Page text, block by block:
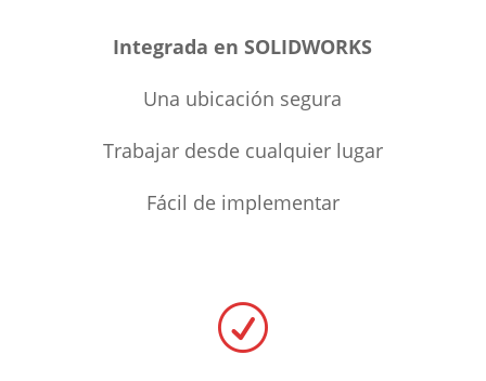
Integrada en SOLIDWORKS
Una ubicación segura
Trabajar desde cualquier lugar
Fácil de implementar
R